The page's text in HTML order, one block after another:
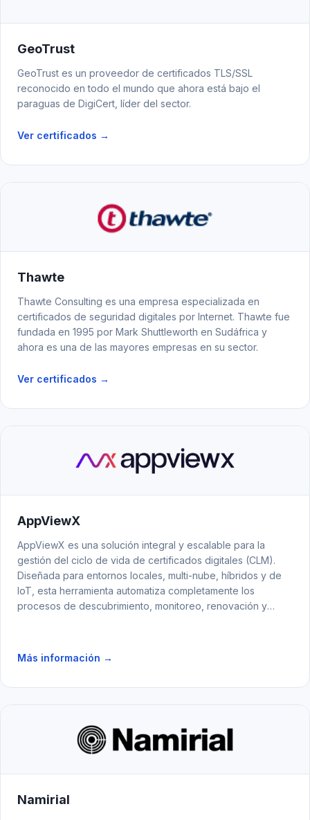
GeoTrust
GeoTrust es un proveedor de certificados TLS/SSL
reconocido en todo el mundo que ahora está bajo el
paraguas de DigiCert, líder del sector.
Ver certificados →
Thawte
Thawte Consulting es una empresa especializada en
certificados de seguridad digitales por Internet. Thawte fue
fundada en 1995 por Mark Shuttleworth en Sudáfrica y
ahora es una de las mayores empresas en su sector.
Ver certificados →
AppViewX
AppViewX es una solución integral y escalable para la
gestión del ciclo de vida de certificados digitales (CLM).
Diseñada para entornos locales, multi-nube, híbridos y de
IoT, esta herramienta automatiza completamente los
procesos de descubrimiento, monitoreo, renovación y
obtienen visibilidad, control y capacidad de respuesta para
Más información →
Namirial